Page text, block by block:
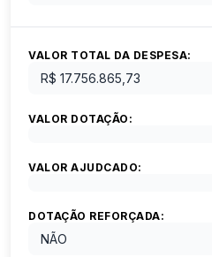
VALOR TOTAL DA DESPESA:
R$ 17.756.865,73
VALOR DOTAÇÃO:
VALOR AJUDCADO:
DOTAÇÃO REFORÇADA:
NÃO